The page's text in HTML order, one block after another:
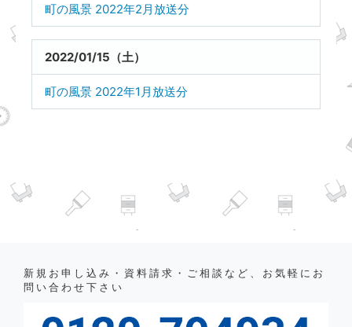
町の風景 2022年2月放送分
2022/01/15（土）
町の風景 2022年1月放送分
新規お申し込み・資料請求・ご相談など、お気軽にお
問い合わせ下さい